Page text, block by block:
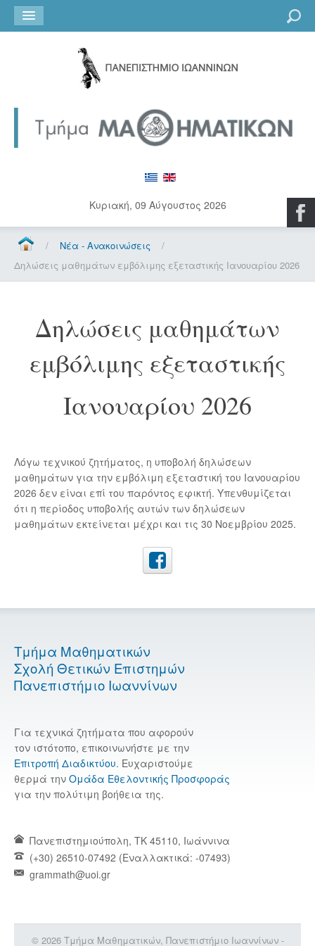
Κυριακή, 09 Αύγουστος 2026
/ Νέα - Ανακοινώσεις
/
Δηλώσεις μαθημάτων εμβόλιμης εξεταστικής Ιανουαρίου 2026
Δηλώσεις μαθημάτων
εμβόλιμης εξεταστικής
Ιανουαρίου 2026
Λόγω τεχνικού ζητήματος, η υποβολή δηλώσεων
μαθημάτων για την εμβόλιμη εξεταστική του Ιανουαρίου
2026 δεν είναι επί του παρόντος εφικτή. Υπενθυμίζεται
ότι η περίοδος υποβολής αυτών των δηλώσεων
μαθημάτων εκτείνεται μέχρι και τις 30 Νοεμβρίου 2025.
Τμήμα Μαθηματικών
Σχολή Θετικών Επιστημών
Πανεπιστήμιο Ιωαννίνων
Για τεχνικά ζητήματα που αφορούν
τον ιστότοπο, επικοινωνήστε με την
Επιτροπή Διαδικτύου. Ευχαριστούμε
θερμά την Ομάδα Εθελοντικής Προσφοράς
για την πολύτιμη βοήθεια της.
Πανεπιστημιούπολη, TK 45110, Ιωάννινα
(+30) 26510-07492 (Εναλλακτικά: -07493)
grammath@uoi.gr
© 2026 Τμήμα Μαθηματικών, Πανεπιστήμιο Ιωαννίνων -